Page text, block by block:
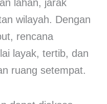
lahan, jarak
wilayah. Dengan
rencana
layak, tertib, dan
ruang setempat.